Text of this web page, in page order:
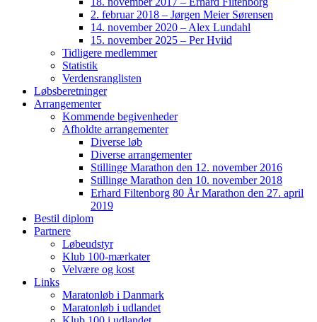
2. februar 2018 – Jørgen Meier Sørensen
14. november 2020 – Alex Lundahl
15. november 2025 – Per Hviid
Tidligere medlemmer
Statistik
Verdensranglisten
Løbsberetninger
Arrangementer
Kommende begivenheder
Afholdte arrangementer
Diverse løb
Diverse arrangementer
Stillinge Marathon den 12. november 2016
Stillinge Marathon den 10. november 2018
Erhard Filtenborg 80 År Marathon den 27. april
2019
Bestil diplom
Partnere
Løbeudstyr
Klub 100-mærkater
Velvære og kost
Links
Maratonløb i Danmark
Maratonløb i udlandet